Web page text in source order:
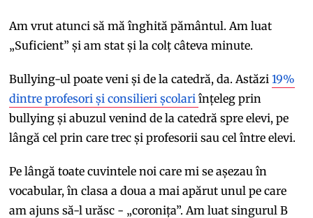
Am vrut atunci să mă înghită pământul. Am luat
„Suficient” și am stat și la colț câteva minute.
Bullying-ul poate veni și de la catedră, da. Astăzi19%
dintre profesori și consilieri școlariînțeleg prin
bullying și abuzul venind de la catedră spre elevi, pe
lângă cel prin care trec și profesorii sau cel între elevi.
Pe lângă toate cuvintele noi care mi se așezau în
vocabular, în clasa a doua a mai apărut unul pe care
am ajuns să-l urăsc - „coronița”. Am luat singurul B